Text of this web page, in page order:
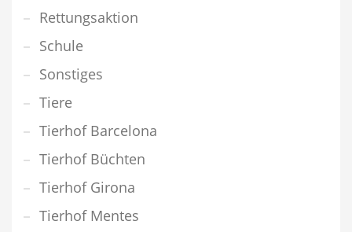
Rettungsaktion
Schule
Sonstiges
Tiere
Tierhof Barcelona
Tierhof Büchten
Tierhof Girona
Tierhof Mentes